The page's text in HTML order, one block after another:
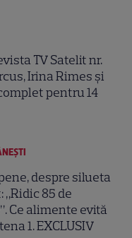
TV Satelit nr.
Irina Rimes și
pentru 14
despre silueta
85 de
Ce alimente evită
1. EXCLUSIV